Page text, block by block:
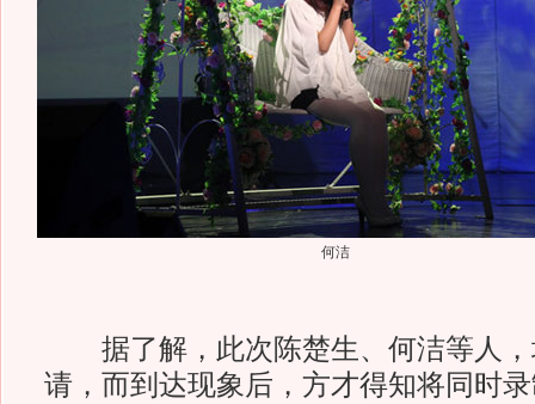
何洁
据了解，此次陈楚生、何洁等人，
请，而到达现象后，方才得知将同时